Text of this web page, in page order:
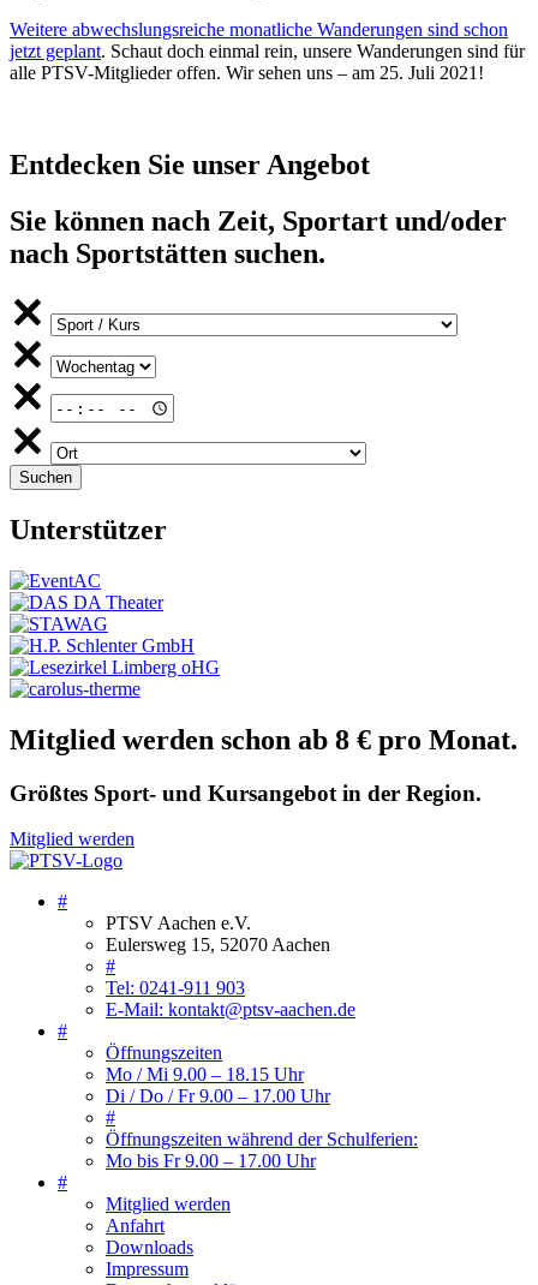
Weitere abwechslungsreiche monatliche Wanderungen sind schon
jetzt geplant. Schaut doch einmal rein, unsere Wanderungen sind für
alle PTSV-Mitglieder offen. Wir sehen uns – am 25. Juli 2021!
Entdecken Sie unser Angebot
Sie können nach Zeit, Sportart und/oder
nach Sportstätten suchen.
Unterstützer
Mitglied werden schon ab 8 € pro Monat.
Größtes Sport- und Kursangebot in der Region.
Mitglied werden
#
PTSV Aachen e.V.
Eulersweg 15, 52070 Aachen
#
Tel: 0241-911 903
E-Mail: kontakt@ptsv-aachen.de
#
Öffnungszeiten
Mo / Mi 9.00 – 18.15 Uhr
Di / Do / Fr 9.00 – 17.00 Uhr
#
Öffnungszeiten während der Schulferien:
Mo bis Fr 9.00 – 17.00 Uhr
#
Mitglied werden
Anfahrt
Downloads
Impressum